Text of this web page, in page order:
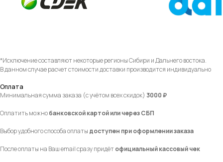
*Исключение составляют некоторые регионы Сибири и Дальнего востока.
В данном случае расчет стоимости доставки производится индивидуально
Оплата
Минимальная сумма заказа (с учётом всех скидок) 3000 ₽
Оплатить можнобанковской картой или через СБП
Выбор удобного способа оплаты доступен при оформлении заказа
После оплаты на Ваш email сразу придётофициальный кассовый чек